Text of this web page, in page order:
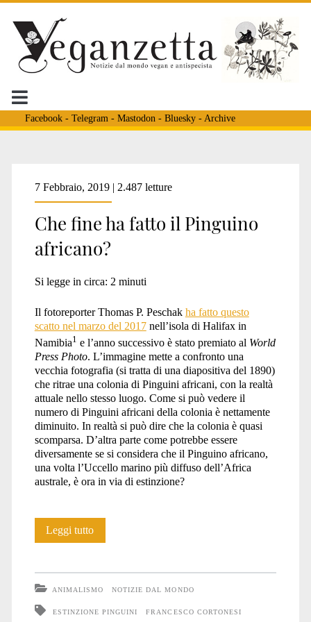
Facebook- Telegram - Mastodon - Bluesky- Archive
Tag:
<span>Thomas
Peschak</span>
7 Febbraio, 2019 | 2.487 letture
Che fine ha fatto il Pinguino
africano?
Si legge in circa: 2 minuti
Il fotoreporter Thomas P. Peschak ha fatto questo
scatto nel marzo del 2017nell’isola di Halifax in
Namibia1 e l’anno successivo è stato premiato al World
Press Photo. L’immagine mette a confronto una
vecchia fotografia (si tratta di una diapositiva del 1890)
che ritrae una colonia di Pinguini africani, con la realtà
attuale nello stesso luogo. Come si può vedere il
numero di Pinguini africani della colonia è nettamente
diminuito. In realtà si può dire che la colonia è quasi
scomparsa. D’altra parte come potrebbe essere
diversamente se si considera che il Pinguino africano,
una volta l’Uccello marino più diffuso dell’Africa
australe, è ora in via di estinzione?
Leggi tuttoChe
ANIMALISMO NOTIZIE DAL MONDO
ESTINZIONE PINGUINI
FRANCESCO CORTONESI